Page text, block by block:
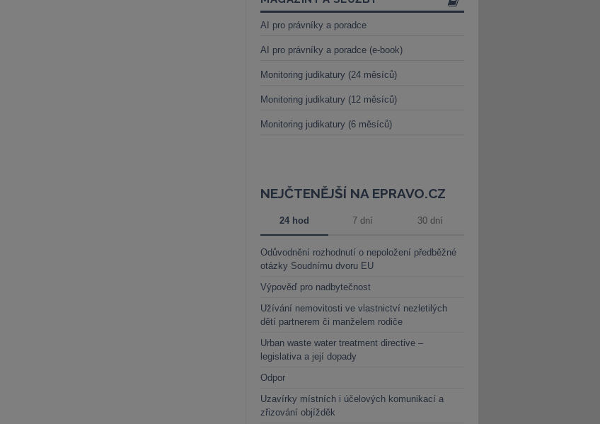
AI pro právníky a poradce
AI pro právníky a poradce (e-book)
Monitoring judikatury (24 měsíců)
Monitoring judikatury (12 měsíců)
Monitoring judikatury (6 měsíců)
NEJČTENĚJŠÍ NA EPRAVO.CZ
24 hod 7 dní 30 dní
Odůvodnění rozhodnutí o nepoložení předběžné
otázky Soudnímu dvoru EU
Výpověď pro nadbytečnost
Užívání nemovitosti ve vlastnictví nezletilých
dětí partnerem či manželem rodiče
Urban waste water treatment directive –
legislativa a její dopady
Odpor
Uzavírky místních i účelových komunikací a
zřizování objížděk